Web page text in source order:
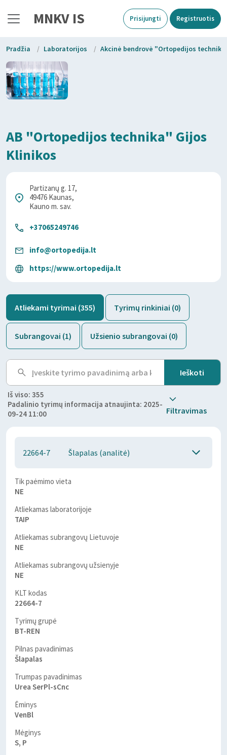
MNKV IS Prisijungti Registruotis
Pradžia / Laboratorijos / Akcinė bendrovė "Ortopedijos
AB "Ortopedijos technika" Gijos
Klinikos
Partizanų g. 17,
49476 Kaunas,
Kauno m. sav.
+37065249746
info@ortopedija.lt
https://www.ortopedija.lt
Atliekami tyrimai (355) Tyrimų rinkiniai (0)
Subrangovai (1) Užsienio subrangovai (0)
Iš viso: 355
Padalinio tyrimų informacija atnaujinta: 2025-
09-24 11:00
Filtravimas
22664-7 Šlapalas (analitė)
Tik paėmimo vieta
NE
Atliekamas laboratorijoje
TAIP
Atliekamas subrangovų Lietuvoje
NE
Atliekamas subrangovų užsienyje
NE
KLT kodas
22664-7
Tyrimų grupė
BT-REN
Pilnas pavadinimas
Šlapalas
Trumpas pavadinimas
Urea SerPl-sCnc
Ėminys
VenBl
Mėginys
S, P